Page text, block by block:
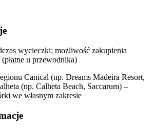
wycieczki; możliwość zakupienia
u przewodnika)
Canical (np. Dreams Madeira Resort,
(np. Calheta Beach, Saccarum) –
we własnym zakresie